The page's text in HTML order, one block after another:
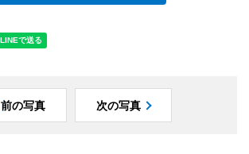
前の写真 次の写真